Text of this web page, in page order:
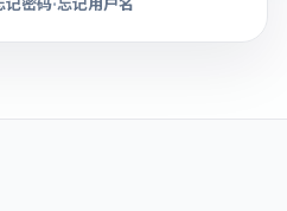
记密码·忘记用户名